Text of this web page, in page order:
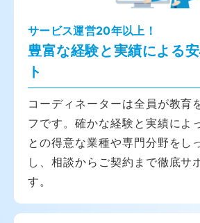
サービス運営20年以上！
豊富な経験と実績による
ト
コーディネーターは全員が教育
フです。確かな経験と実績によ
との得意な業種や専門分野をし
し、相談からご契約まで徹底サ
す。